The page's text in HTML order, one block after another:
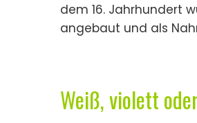
dem 16. Jahrhundert
angebaut und als
Weiß, violett